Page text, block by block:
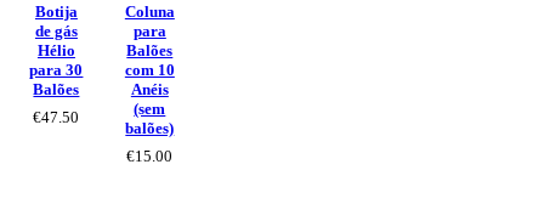
Botija
de gás
Hélio
para 30
Balões
€47.50
Coluna
para
Balões
com 10
Anéis
(sem
balões)
€15.00